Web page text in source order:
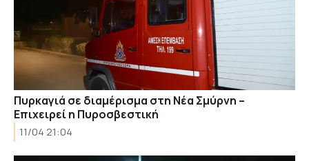
Πυρκαγιά σε διαμέρισμα στη Νέα Σμύρνη –
Επιχειρεί η Πυροσβεστική
11/04 21:04